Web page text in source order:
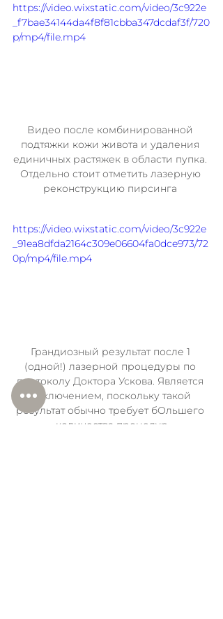
https://video.wixstatic.com/video/3c922e
_f7bae34144da4f8f81cbba347dcdaf3f/720
p/mp4/file.mp4
Видео после комбинированной
подтяжки кожи живота и удаления
единичных растяжек в области пупка.
Отдельно стоит отметить лазерную
реконструкцию пирсинга
https://video.wixstatic.com/video/3c922e
_91ea8dfda2164c309e06604fa0dce973/72
0p/mp4/file.mp4
Грандиозный результат после 1
(одной!) лазерной процедуры по
протоколу Доктора Ускова. Является
исключением, поскольку такой
результат обычно требует бОльшего
количества процедур